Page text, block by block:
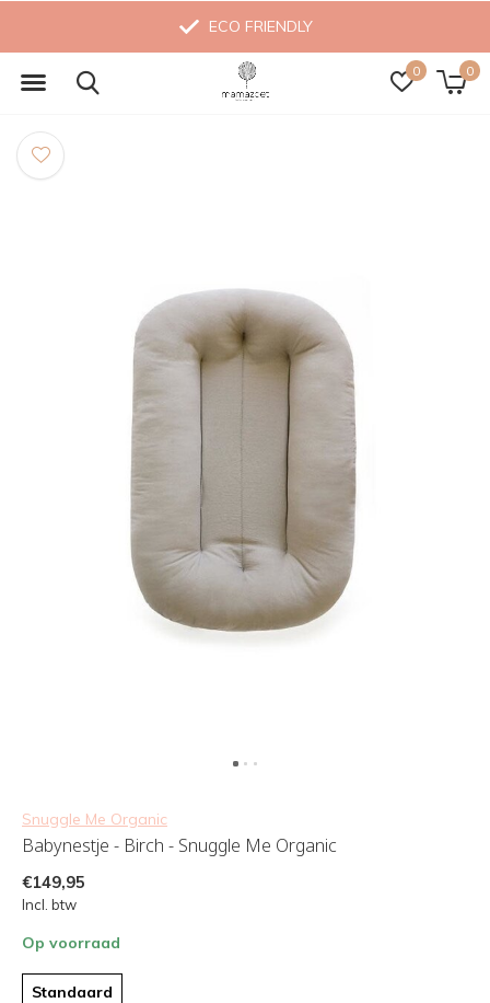
0 0
ECO FRIENDLY
Snuggle Me Organic
Babynestje - Birch - Snuggle Me Organic
€149,95
Incl. btw
Op voorraad
Standaard